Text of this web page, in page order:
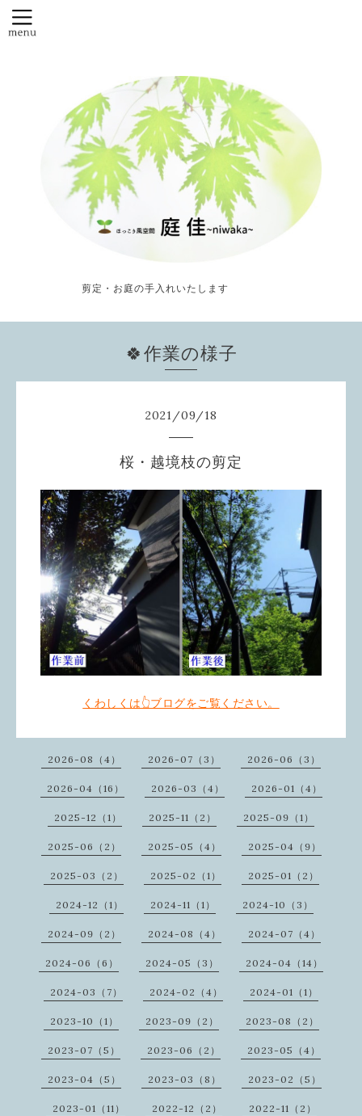
剪定・お庭の手入れいたします
🍀作業の様子
2021/09/18
桜・越境枝の剪定
くわしくは👆ブログをご覧ください。
2026-08（4） 2026-07（3） 2026-06（3）
2026-04（16） 2026-03（4） 2026-01（4）
2025-12（1） 2025-11（2） 2025-09（1）
2025-06（2） 2025-05（4） 2025-04（9）
2025-03（2） 2025-02（1） 2025-01（2）
2024-12（1） 2024-11（1） 2024-10（3）
2024-09（2） 2024-08（4） 2024-07（4）
2024-06（6） 2024-05（3） 2024-04（14）
2024-03（7） 2024-02（4） 2024-01（1）
2023-10（1） 2023-09（2） 2023-08（2）
2023-07（5） 2023-06（2） 2023-05（4）
2023-04（5） 2023-03（8） 2023-02（5）
2023-01（11） 2022-12（2） 2022-11（2）